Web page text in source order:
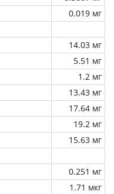
0.019 мг
14.03 мг
5.51 мг
1.2 мг
13.43 мг
17.64 мг
19.2 мг
15.63 мг
0.251 мг
1.71 мкг